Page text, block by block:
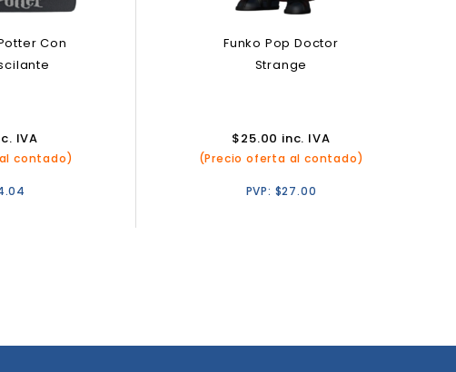
Con
IVA
contado)
Funko Pop Doctor
Strange
$25.00 inc. IVA
(Precio oferta al contado)
PVP: $27.00